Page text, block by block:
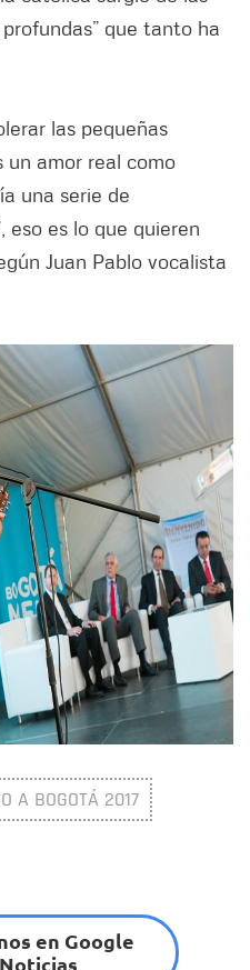
que tanto ha
las pequeñas
un amor real como
una serie de
eso es lo que quieren
Juan Pablo vocalista
A BOGOTÁ 2017
en Google
Noticias